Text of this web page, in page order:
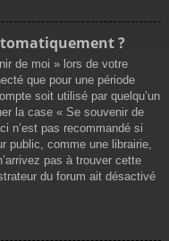
?
de moi » lors de votre
que pour une période
soit utilisé par quelqu’un
la case « Se souvenir de
n’est pas recommandé si
public, comme une librairie,
pas à trouver cette
du forum ait désactivé